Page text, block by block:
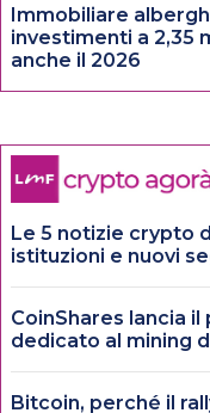
Immobiliare
investimenti a 2,35
anche il 2026
Le 5 notizie crypto
istituzioni e nuovi
CoinShares lancia il
dedicato al mining
Bitcoin, perché il